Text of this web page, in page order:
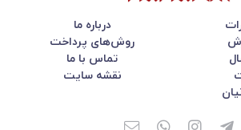
درباره ما
روش‌های پرداخت
تماس با ما
نقشه سایت